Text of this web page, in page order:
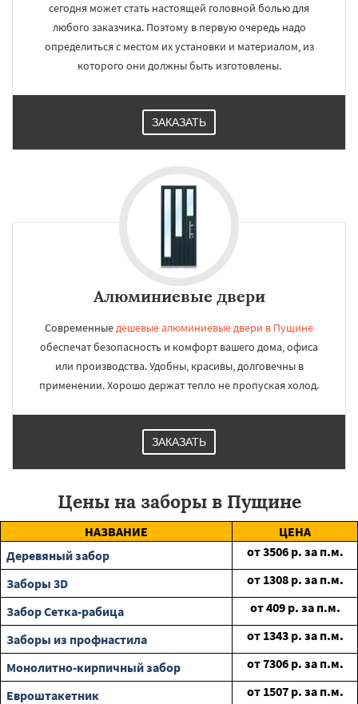
сегодня может стать настоящей головной болью для
любого заказчика. Поэтому в первую очередь надо
определиться с местом их установки и материалом, из
которого они должны быть изготовлены.
ЗАКАЗАТЬ
Алюминиевые двери
Современныедешевые алюминиевые двери в Пущине
обеспечат безопасность и комфорт вашего дома, офиса
или производства. Удобны, красивы, долговечны в
применении. Хорошо держат тепло не пропуская холод.
ЗАКАЗАТЬ
Цены на заборы в Пущине
НАЗВАНИЕ
ЦЕНА
Деревяный забор
от3506 р. за п.м.
Заборы 3D
от 1308 р. за п.м.
Забор Сетка-рабица
от409 р. за п.м.
Заборы из профнастила
от 1343 р. за п.м.
Монолитно-кирпичный забор
от7306 р. за п.м.
Евроштакетник
от 1507 р. за п.м.